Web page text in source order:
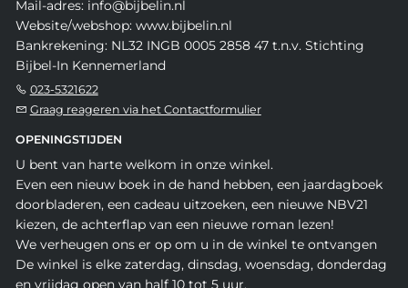
Mail-adres: info@bijbelin.nl
Website/webshop: www.bijbelin.nl
Bankrekening: NL32 INGB 0005 2858 47 t.n.v. Stichting
Bijbel-In Kennemerland
023-5321622
Graag reageren via het Contactformulier
OPENINGSTIJDEN
U bent van harte welkom in onze winkel.
Even een nieuw boek in de hand hebben, een jaardagboek
doorbladeren, een cadeau uitzoeken, een nieuwe NBV21
kiezen, de achterflap van een nieuwe roman lezen!
We verheugen ons er op om u in de winkel te ontvangen
De winkel is elke zaterdag, dinsdag, woensdag, donderdag
en vrijdag open van half 10 tot 5 uur.